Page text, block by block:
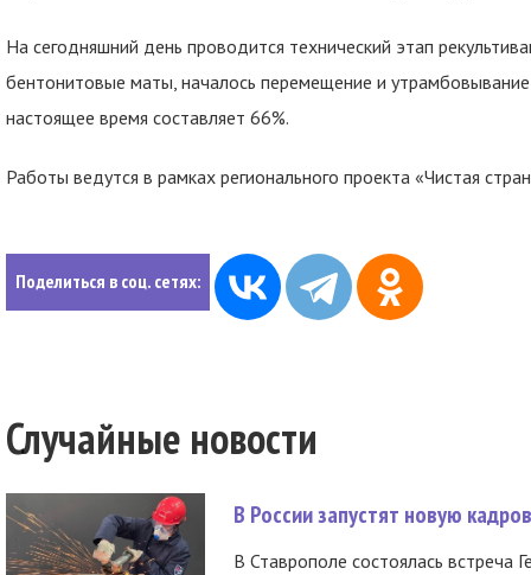
На сегодняшний день проводится технический этап
бентонитовые маты, началось перемещение и
настоящее время составляет 66%.
Работы ведутся в рамках регионального проекта «Чистая
Поделиться в соц. сетях:
Случайные новости
В России запустят новую
В Ставрополе состоялась встреча